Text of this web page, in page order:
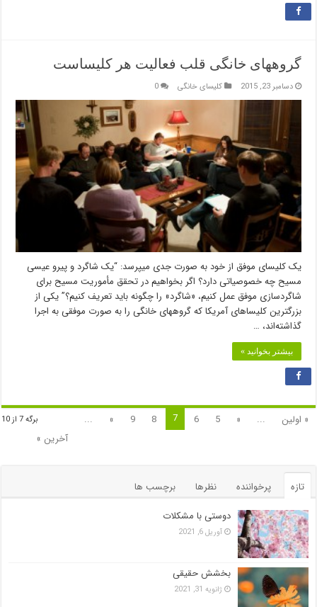
گروههای خانگی قلب فعالیت هر کلیساست
دسامبر 23, 2015 کلیسای خانگی 0
یک کلیسای موفق از خود به صورت جدی میپرسد: “یک شاگرد و پیرو عیسی
مسیح چه خصوصیاتی دارد؟ اگر بخواهیم در تحقق مأموریت مسیح برای
شاگردسازی موفق عمل کنیم، «شاگرد» را چگونه باید تعریف کنیم؟” یکی از
بزرگترین کلیساهای آمریکا که گروههای خانگی را به صورت موفقی به اجرا
گذاشته‌اند، …
بیشتر بخوانید »
برگه 7 از 10 « اولین ...
«
5
6
7
8
9
»
...
آخرین »
تازه پرخواننده نظرها
برچسب ها
دوستی با مشکلات
آوریل 6, 2021
بخشش حقیقی
ژانویه 31, 2021